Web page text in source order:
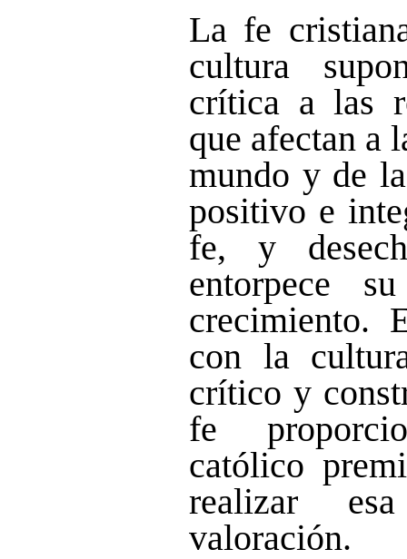
La fe
cultura
crítica a las
que afectan a
mundo y de
positivo e
fe, y
entorpece
crecimiento.
con la
crítico y
fe
católico
realizar
valoración.